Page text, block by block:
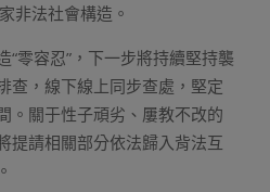
非法社會構造。
“零容忍”，下一步將持續堅持襲
查，線下線上同步查處，堅定
。關于性子頑劣、屢教不改的
提請相關部分依法歸入背法互